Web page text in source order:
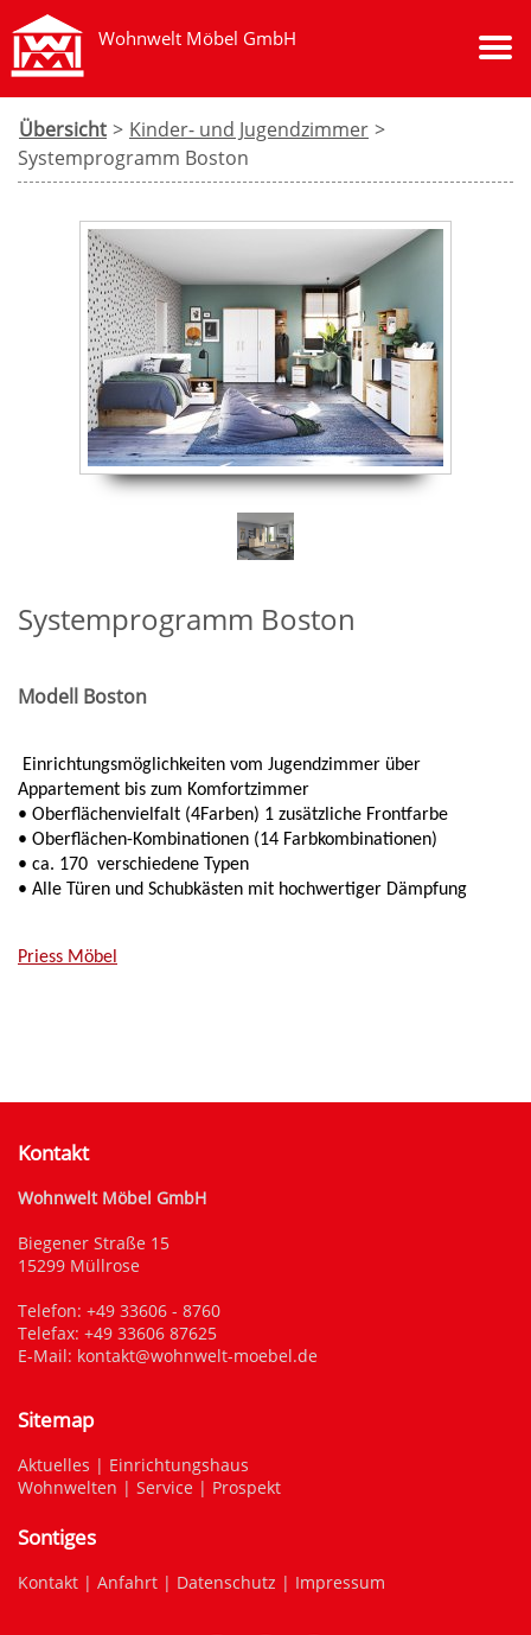
Wohnwelt Möbel GmbH
Übersicht > Kinder- und Jugendzimmer >
Systemprogramm Boston
Systemprogramm Boston
Modell Boston
Einrichtungsmöglichkeiten vom Jugendzimmer über
Appartement bis zum Komfortzimmer
• Oberflächenvielfalt (4Farben) 1 zusätzliche Frontfarbe
• Oberflächen-Kombinationen (14 Farbkombinationen)
• ca. 170 verschiedene Typen
• Alle Türen und Schubkästen mit hochwertiger Dämpfung
Priess Möbel
Kontakt
Wohnwelt Möbel GmbH
Biegener Straße 15
15299 Müllrose
Telefon: +49 33606 - 8760
Telefax: +49 33606 87625
E-Mail: kontakt@wohnwelt-moebel.de
Sitemap
Aktuelles | Einrichtungshaus
Wohnwelten | Service | Prospekt
Sontiges
Kontakt | Anfahrt | Datenschutz | Impressum